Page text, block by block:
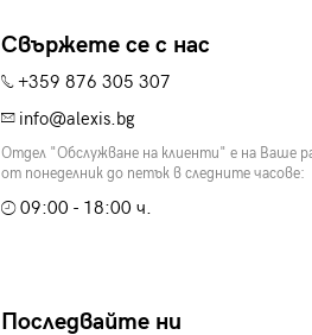
Свържете се с нас
+359 876 305 307
info@alexis.bg
Отдел "Обслужване на клиенти" е на Ваше
от понеделник до петък в следните часове:
09:00 - 18:00 ч.
Последвайте ни